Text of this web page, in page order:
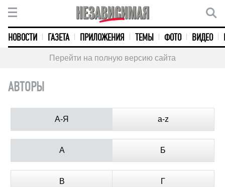
НОВОСТИ ГАЗЕТА ПРИЛОЖЕНИЯ ТЕМЫ ФОТО ВИДЕО
Перейти на полную версию сайта
АВТОРЫ
А-Я a-z
А Б
В Г